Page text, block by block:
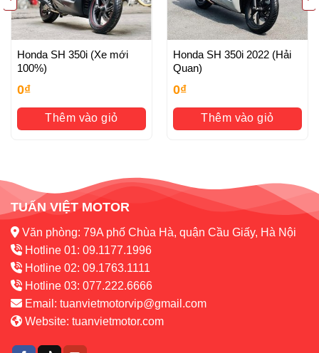
– Dịch vụ tốt nhất: Các bạn mua xe cửa hàng sau Mua Bán
đều được tư vấn , xử lý Luôn và Ngay khi xe gặp sự cố
xảy ra (đội ngũ chuyên nghiệp làm việc 24/24)
HỖ TRỢ KHÁCH HÀNG
– Hỗ trợ thanh toán quẹt thẻ
– Hỗ trợ trả góp qua thẻ tín dụng
– Hỗ Trợ Làm bằng A2: PKL
Honda SH 350i (Xe mới
100%)
0₫
Thêm vào giỏ
Honda SH 350i 2022 (Hải
Quan)
0₫
Thêm vào giỏ
TUẤN VIỆT MOTOR
Văn phòng: 79A phố Chùa Hà, quận Cầu Giấy, Hà Nội
Hotline 01: 09.1177.1996
Hotline 02: 09.1763.1111
Hotline 03: 077.222.6666
Email: tuanvietmotorvip@gmail.com
Website: tuanvietmotor.com